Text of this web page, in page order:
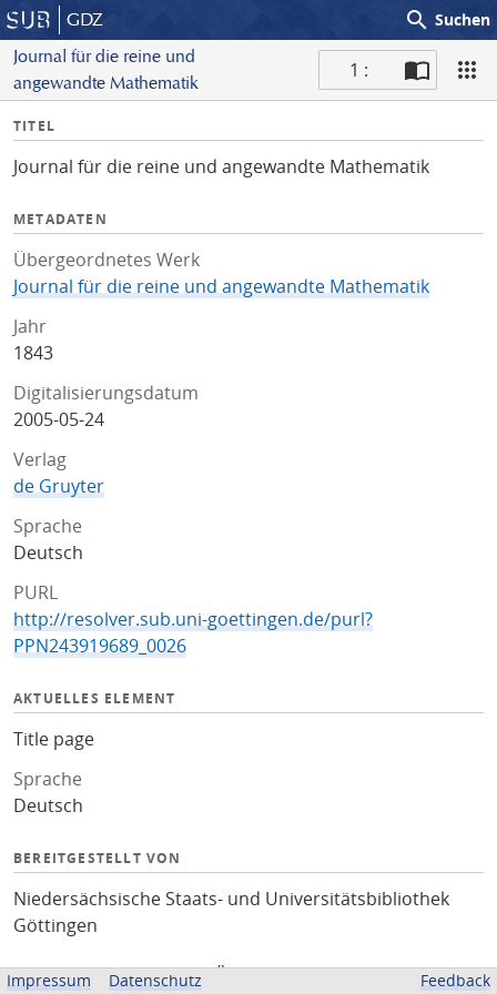
GDZ search Suchen
Journal für die reine und
angewandte Mathematik
1 :
I
f
TITEL
Journal für die reine und angewandte Mathematik
METADATEN
Übergeordnetes Werk
Journal für die reine und angewandte Mathematik
Jahr
1843
Digitalisierungsdatum
2005-05-24
Verlag
de Gruyter
Sprache
Deutsch
PURL
http://resolver.sub.uni-goettingen.de/purl?
PPN243919689_0026
AKTUELLES ELEMENT
Title page
Sprache
Deutsch
BEREITGESTELLT VON
Niedersächsische Staats- und Universitätsbibliothek
Göttingen
Impressum Datenschutz Feedback